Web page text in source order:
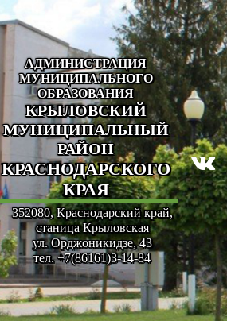
АДМИНИСТРАЦИЯ
МУНИЦИПАЛЬНОГО
ОБРАЗОВАНИЯ
КРЫЛОВСКИЙ
МУНИЦИПАЛЬНЫЙ
РАЙОН
КРАСНОДАРСКОГО
КРАЯ
352080, Краснодарский край,
станица Крыловская
ул. Орджоникидзе, 43
тел. +7(86161)3-14-84